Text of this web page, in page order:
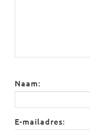
Naam:
E-mailadres: